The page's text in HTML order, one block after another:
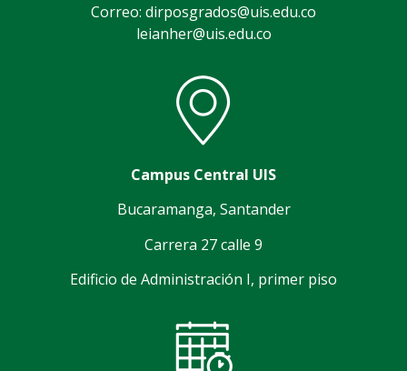
Correo: dirposgrados@uis.edu.co
leianher@uis.edu.co
Campus Central UIS
Bucaramanga, Santander
Carrera 27 calle 9
Edificio de Administración I, primer piso